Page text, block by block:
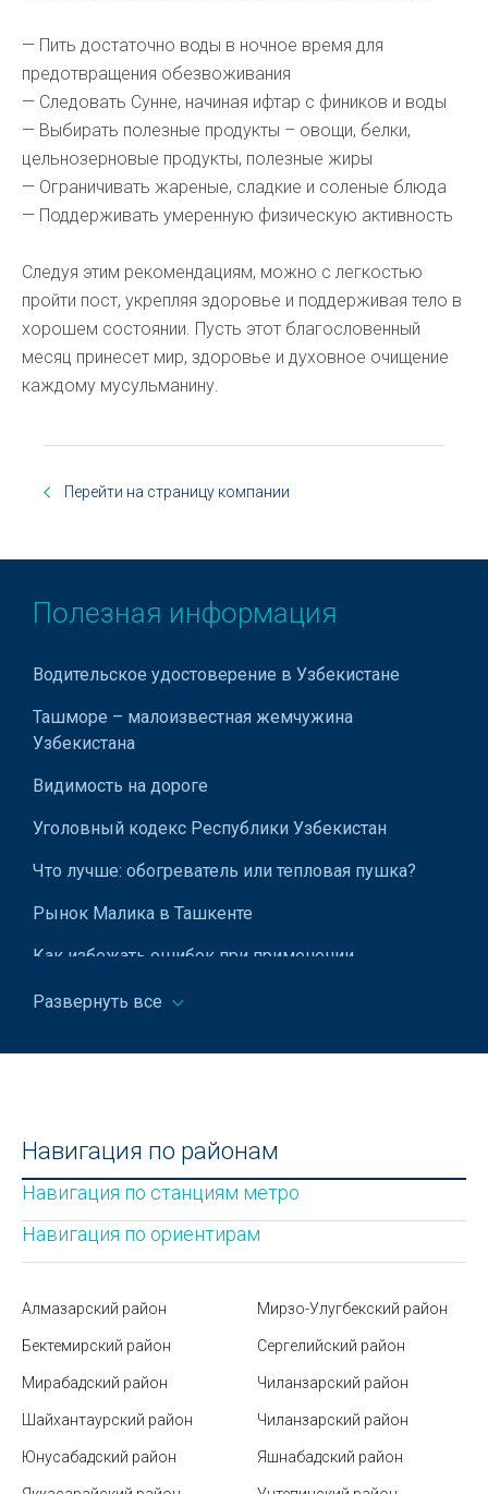
— Пить достаточно воды в ночное время для
предотвращения обезвоживания
— Следовать Сунне, начиная ифтар с фиников и воды
— Выбирать полезные продукты – овощи, белки,
цельнозерновые продукты, полезные жиры
— Ограничивать жареные, сладкие и соленые блюда
— Поддерживать умеренную физическую активность
Следуя этим рекомендациям, можно с легкостью
пройти пост, укрепляя здоровье и поддерживая тело в
хорошем состоянии. Пусть этот благословенный
месяц принесет мир, здоровье и духовное очищение
каждому мусульманину.
Перейти на страницу компании
Полезная информация
Водительское удостоверение в Узбекистане
Ташморе – малоизвестная жемчужина
Узбекистана
Видимость на дороге
Уголовный кодекс Республики Узбекистан
Что лучше: обогреватель или тепловая пушка?
Рынок Малика в Ташкенте
Как избежать ошибок при применении
охлаждения водным туманом или обычный
микроклимат разбрызгивателями
Бизнес в Узбекистане
Станция метро Айбек
Общественный транспорт в Ташкенте
Мирабадский район
Какие бывают виды соли
Развернуть все
Навигация по районам
Навигация по станциям метро
Навигация по ориентирам
Алмазарский район
Бектемирский район
Мирабадский район
Мирзо-Улугбекский район
Сергелийский район
Чиланзарский район
Шайхантаурский район
Юнусабадский район
Чиланзарский район
Яшнабадский район